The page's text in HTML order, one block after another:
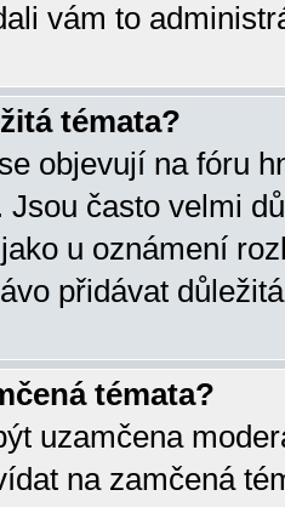
vám to
témata?
objevují na fóru
Jsou často velmi
u oznámení
přidávat
témata?
uzamčena
na zamčená